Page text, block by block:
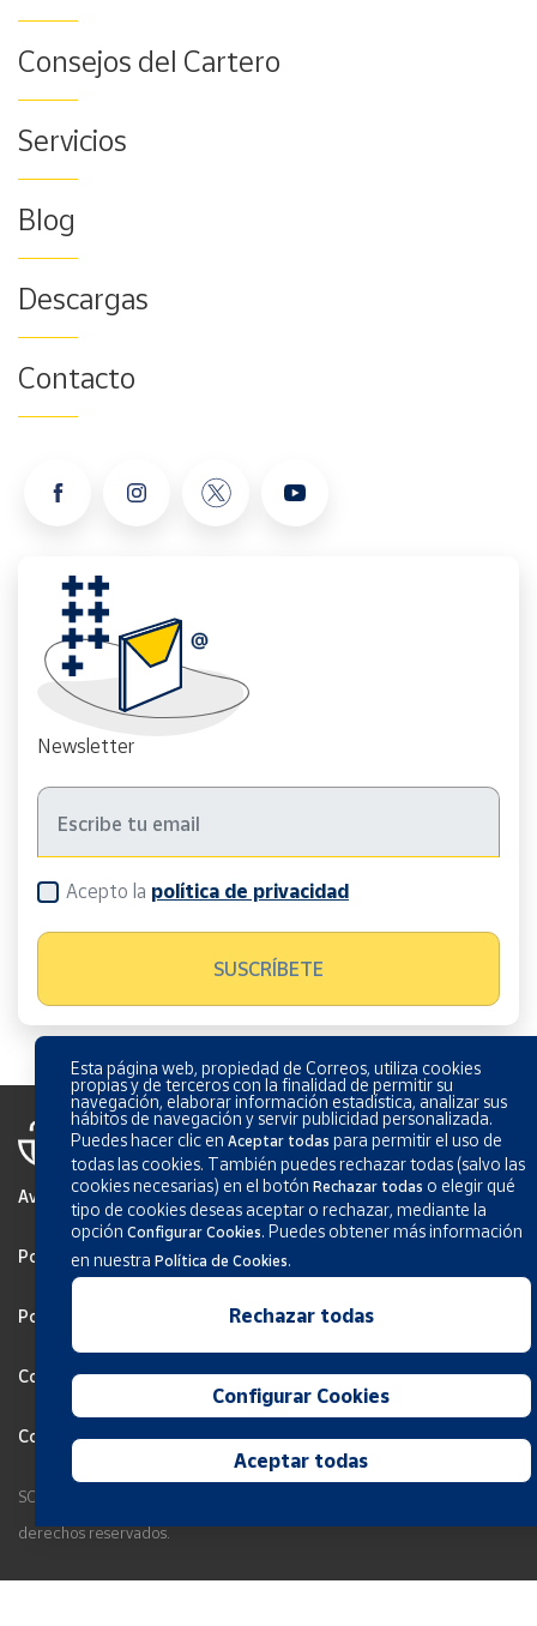
Consejos del Cartero
Servicios
Blog
Descargas
Contacto
Newsletter
Acepto la política de privacidad
Aviso Legal
Política de privacidad
Política de Cookies
Configurar Cookies
Condiciones generales de los servicios
SOCIEDAD ESTATAL CORREOS Y TELÉGRAFOS, S.A., S.M.E. Todos los
derechos reservados.
Esta página web, propiedad de Correos, utiliza cookies
propias y de terceros con la finalidad de permitir su
navegación, elaborar información estadística, analizar sus
hábitos de navegación y servir publicidad personalizada.
Puedes hacer clic enAceptar todas para permitir el uso de
todas las cookies. También puedes rechazar todas (salvo las
cookies necesarias) en el botónRechazar todas o elegir qué
tipo de cookies deseas aceptar o rechazar, mediante la
opciónConfigurar Cookies. Puedes obtener más información
en nuestraPolítica de Cookies.
Rechazar todas
Configurar Cookies
Aceptar todas